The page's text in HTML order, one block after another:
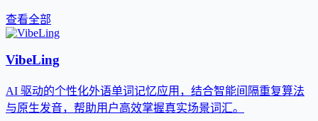
查看全部
VibeLing
AI 驱动的个性化外语单词记忆应用，结合智能间隔重复算法
与原生发音，帮助用户高效掌握真实场景词汇。